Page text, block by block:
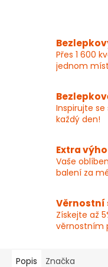
Přes 1 600
jednom
Inspirujte
každý den!
Extra
Vaše
balení za
Věrnostní
Získejte až
věrnostním
Popis Značka